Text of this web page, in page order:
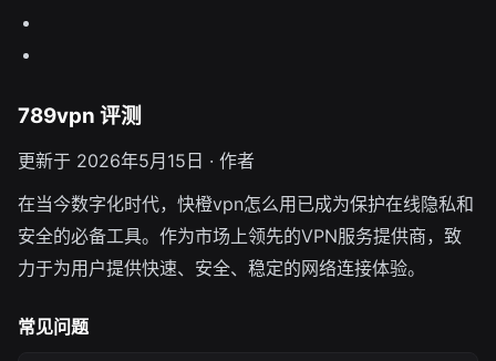
789vpn 评测
更新于 2026年5月15日 · 作者
在当今数字化时代，快橙vpn怎么用已成为保护在线隐私和
安全的必备工具。作为市场上领先的VPN服务提供商，致
力于为用户提供快速、安全、稳定的网络连接体验。
常见问题